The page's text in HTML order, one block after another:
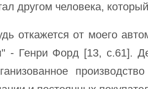
другом человека,
откажется от моего
- Генри Форд [13, c.61].